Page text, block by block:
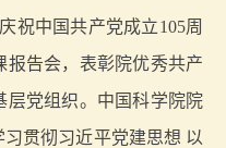
祝中国共产党成立105周
告会，表彰院优秀共产
层党组织。中国科学院院
贯彻习近平党建思想 以